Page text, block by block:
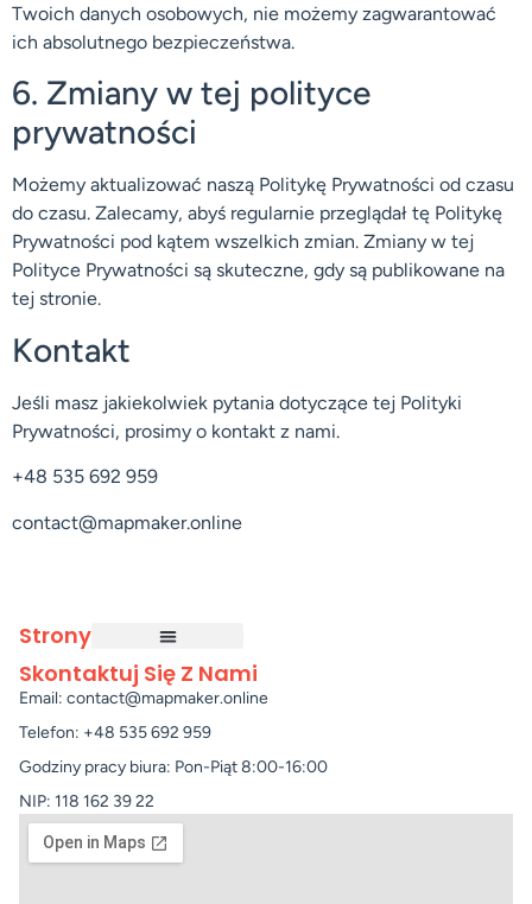
Twoich danych osobowych, nie możemy zagwarantować
ich absolutnego bezpieczeństwa.
6. Zmiany w tej polityce
prywatności
Możemy aktualizować naszą Politykę Prywatności od czasu
do czasu. Zalecamy, abyś regularnie przeglądał tę Politykę
Prywatności pod kątem wszelkich zmian. Zmiany w tej
Polityce Prywatności są skuteczne, gdy są publikowane na
tej stronie.
Kontakt
Jeśli masz jakiekolwiek pytania dotyczące tej Polityki
Prywatności, prosimy o kontakt z nami.
+48 535 692 959
contact@mapmaker.online
Strony
Skontaktuj Się Z Nami
Email: contact@mapmaker.online
Telefon: +48 535 692 959
Godziny pracy biura: Pon-Piąt 8:00-16:00
NIP: 118 162 39 22